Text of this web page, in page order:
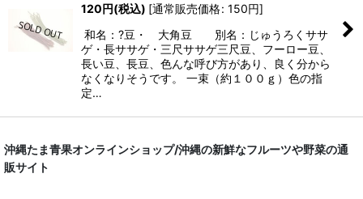
120円(税込) [通常販売価格: 150円]
和名：?豆・ 大角豆 別名：じゅうろくササ
ゲ・長ササゲ・三尺ササゲ三尺豆、フーロー豆、
長い豆、長豆、色んな呼び方があり、良く分から
なくなりそうです。 一束（約１００ｇ）色の指
定…
沖縄たま青果オンラインショップ/沖縄の新鮮なフルーツや野菜の通
販サイト